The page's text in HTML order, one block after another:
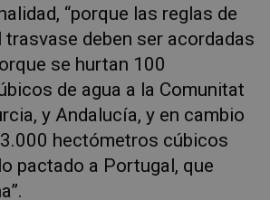
“porque las reglas de
deben ser acordadas
se hurtan 100
de agua a la Comunitat
y Andalucía, y en cambio
hectómetros cúbicos
pactado a Portugal, que